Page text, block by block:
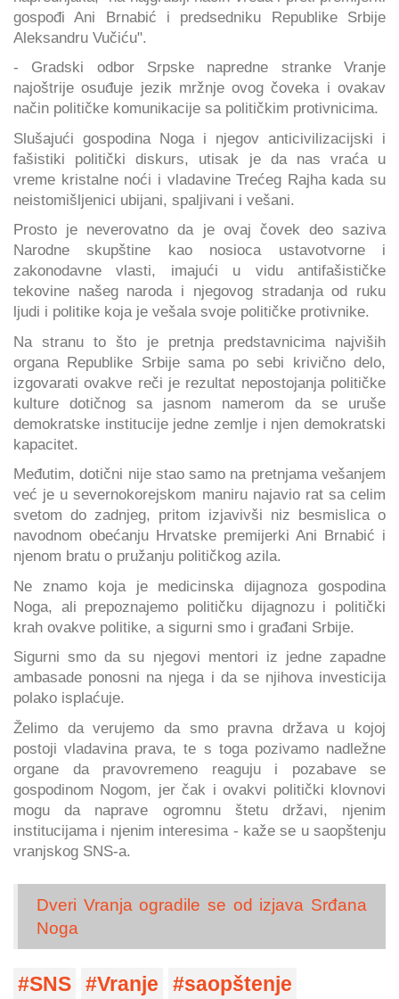
gospođi Ani Brnabić i predsedniku Republike Srbije
Aleksandru Vučiću".
- Gradski odbor Srpske napredne stranke Vranje
najoštrije osuđuje jezik mržnje ovog čoveka i ovakav
način političke komunikacije sa političkim protivnicima.
Slušajući gospodina Noga i njegov anticivilizacijski i
fašistiki politički diskurs, utisak je da nas vraća u
vreme kristalne noći i vladavine Trećeg Rajha kada su
neistomišljenici ubijani, spaljivani i vešani.
Prosto je neverovatno da je ovaj čovek deo saziva
Narodne skupštine kao nosioca ustavotvorne i
zakonodavne vlasti, imajući u vidu antifašističke
tekovine našeg naroda i njegovog stradanja od ruku
ljudi i politike koja je vešala svoje političke protivnike.
Na stranu to što je pretnja predstavnicima najviših
organa Republike Srbije sama po sebi krivično delo,
izgovarati ovakve reči je rezultat nepostojanja političke
kulture dotičnog sa jasnom namerom da se uruše
demokratske institucije jedne zemlje i njen demokratski
kapacitet.
Međutim, dotični nije stao samo na pretnjama vešanjem
već je u severnokorejskom maniru najavio rat sa celim
svetom do zadnjeg, pritom izjavivši niz besmislica o
navodnom obećanju Hrvatske premijerki Ani Brnabić i
njenom bratu o pružanju političkog azila.
Ne znamo koja je medicinska dijagnoza gospodina
Noga, ali prepoznajemo političku dijagnozu i politički
krah ovakve politike, a sigurni smo i građani Srbije.
Sigurni smo da su njegovi mentori iz jedne zapadne
ambasade ponosni na njega i da se njihova investicija
polako isplaćuje.
Želimo da verujemo da smo pravna država u kojoj
postoji vladavina prava, te s toga pozivamo nadležne
organe da pravovremeno reaguju i pozabave se
gospodinom Nogom, jer čak i ovakvi politički klovnovi
mogu da naprave ogromnu štetu državi, njenim
institucijama i njenim interesima - kaže se u saopštenju
vranjskog SNS-a.
Dveri Vranja ogradile se od izjava Srđana
Noga
SNS Vranje
saopštenje